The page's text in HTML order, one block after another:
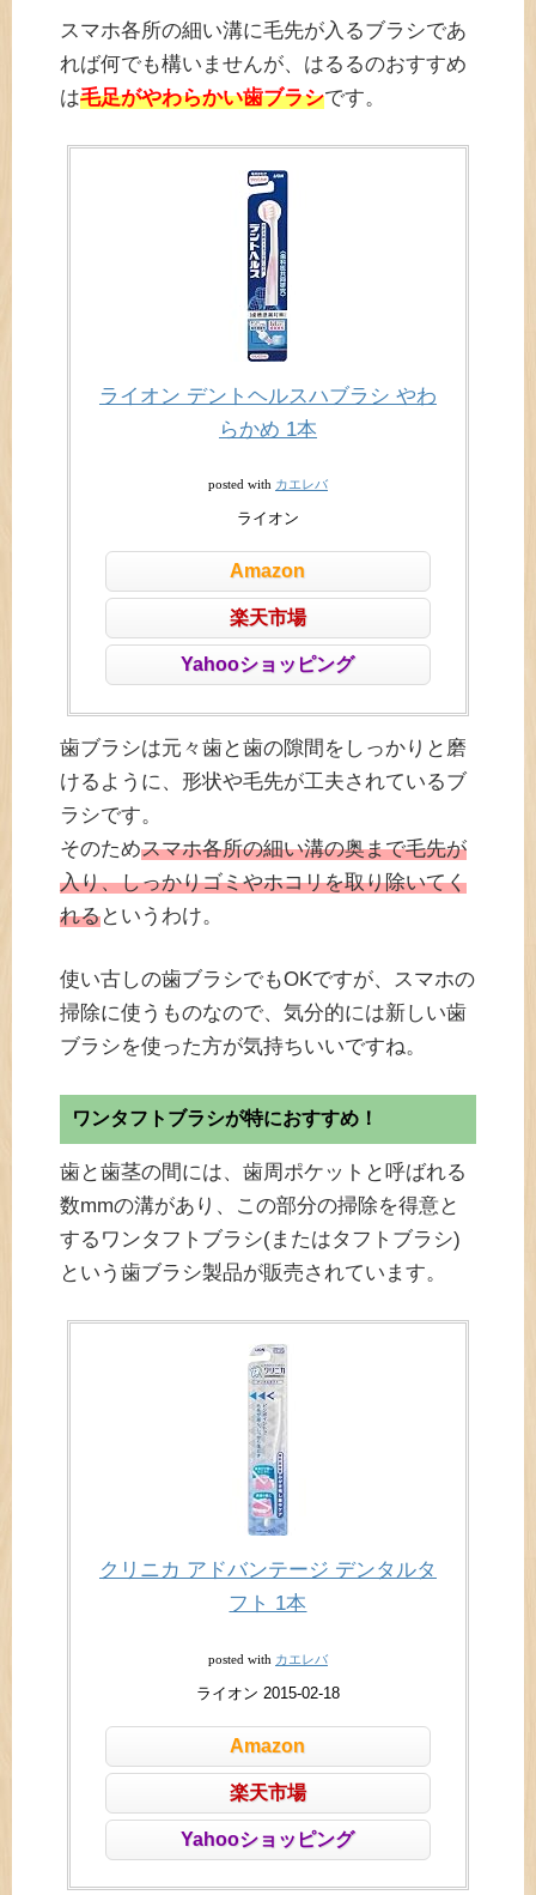
スマホ各所の細い溝に毛先が入るブラシであ
れば何でも構いませんが、はるるのおすすめ
は毛足がやわらかい歯ブラシです。
ライオン デントヘルスハブラシ やわ
らかめ 1本
posted with カエレバ
ライオン
Amazon
楽天市場
Yahooショッピング
歯ブラシは元々歯と歯の隙間をしっかりと磨
けるように、形状や毛先が工夫されているブ
ラシです。
そのためスマホ各所の細い溝の奥まで毛先が
入り、しっかりゴミやホコリを取り除いてく
れるというわけ。
使い古しの歯ブラシでもOKですが、スマホの
掃除に使うものなので、気分的には新しい歯
ブラシを使った方が気持ちいいですね。
ワンタフトブラシが特におすすめ！
歯と歯茎の間には、歯周ポケットと呼ばれる
数mmの溝があり、この部分の掃除を得意と
するワンタフトブラシ(またはタフトブラシ)
という歯ブラシ製品が販売されています。
クリニカ アドバンテージ デンタルタ
フト 1本
posted with カエレバ
ライオン 2015-02-18
Amazon
楽天市場
Yahooショッピング